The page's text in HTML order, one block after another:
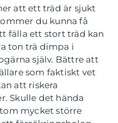
att ett träd är sjukt
du kunna få
fälla ett stort träd kan
ton trä dimpa i
själv. Bättre att
som faktiskt vet
att riskera
Skulle det hända
mycket större